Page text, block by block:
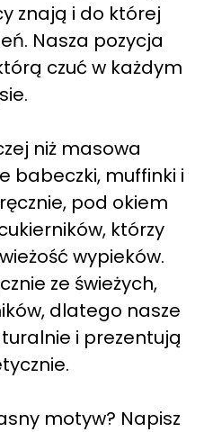
znają i do której
Nasza pozycja
czuć w każdym
niż masowa
babeczki, muffinki i
pod okiem
którzy
wypieków.
ze świeżych,
dlatego nasze
i prezentują
motyw? Napisz